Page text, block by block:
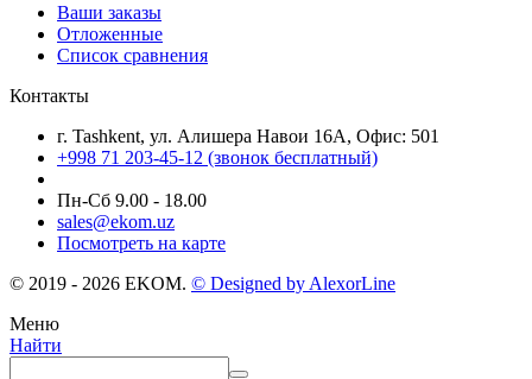
Ваши заказы
Отложенные
Список сравнения
Контакты
г. Tashkent, ул. Алишера Навои 16А, Офис: 501
+998 71 203-45-12 (звонок бесплатный)
Пн-Cб 9.00 - 18.00
sales@ekom.uz
Посмотреть на карте
© 2019 - 2026 EKOM. © Designed by AlexorLine
Меню
Найти